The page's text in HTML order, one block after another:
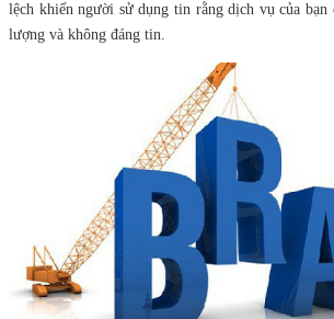
lệch khiến người sử dụng tin rằng dịch vụ của bạn
lượng và không đáng tin.